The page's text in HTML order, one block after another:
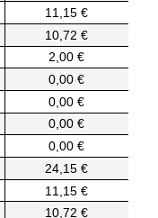
11,15 €
10,72 €
2,00 €
0,00 €
0,00 €
0,00 €
0,00 €
24,15 €
11,15 €
10,72 €